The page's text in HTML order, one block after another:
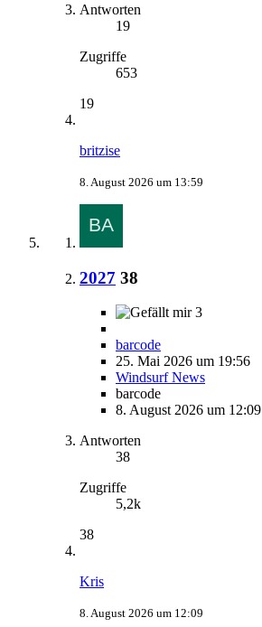
Antworten
19
Zugriffe
653
19
britzise
8. August 2026 um 13:59
2027 38
3
barcode
25. Mai 2026 um 19:56
Windsurf News
barcode
8. August 2026 um 12:09
Antworten
38
Zugriffe
5,2k
38
Kris
8. August 2026 um 12:09